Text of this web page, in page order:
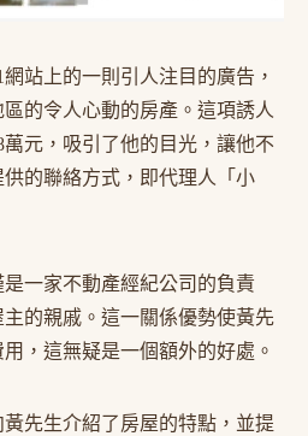
站上的一則引人注目的廣告，
的令人心動的房產。這項誘人
元，吸引了他的目光，讓他不
的聯絡方式，即代理人「小
一家不動產經紀公司的負責
的親戚。這一關係優勢使黃先
，這無疑是一個額外的好處。
先生介紹了房屋的特點，並提